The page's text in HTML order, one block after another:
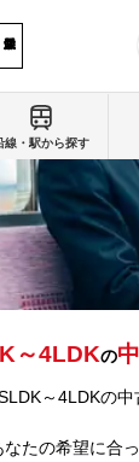
～4LDKの
～4LDKの
たの希望に合
線・駅から探す